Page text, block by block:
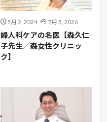
5月 2, 2024 7月 5, 2026
婦人科ケアの名医【森久仁
子先生／森女性クリニッ
ク】